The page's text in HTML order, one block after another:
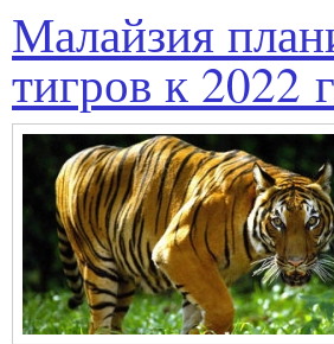
Малайзия
тигров к 2022